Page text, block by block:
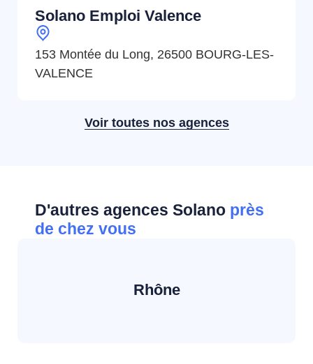
Solano Emploi Valence
153 Montée du Long, 26500 BOURG-LES-
VALENCE
Voir toutes nos agences
D'autres agences Solano près
de chez vous
Rhône